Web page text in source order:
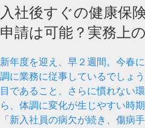
入社後すぐの健康保
申請は可能？実務上
新年度を迎え、早２週間。今春
調に業務に従事しているでしょ
目であること、さらに慣れない
ら、体調に変化が生じやすい時
「新入社員の病欠が続き、傷病